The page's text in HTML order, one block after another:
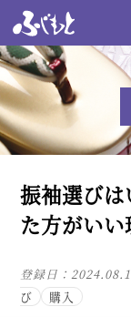
振袖選び
た方がい
登録日：
び
購入